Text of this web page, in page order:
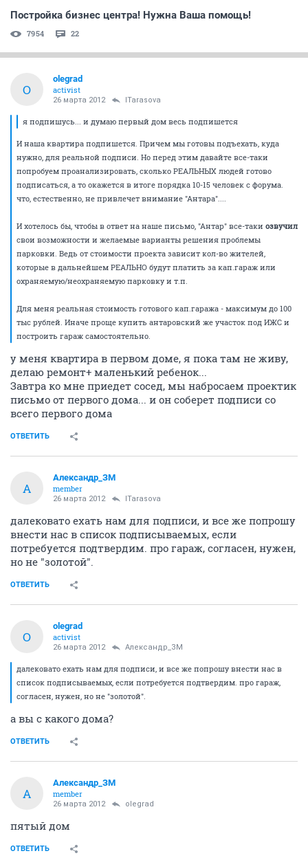
Постройка бизнес центра! Нужна Ваша помощь!
7954 22
O
olegrad
activist
26 марта 2012 ITarasova
я подпишусь... и думаю первый дом весь подпишется
И наша квартира подпишется. Причем мы готовы подъехать, куда
нужно, для реальной подписи. Но перед этим давайте все-таки
попробуем проанализировать, сколько РЕАЛЬНЫХ людей готово
подписаться, а то окажется в итоге порядка 10-15 человек с форума.
что, естественно, не привлечет внимание "Антара"....
И хотелось бы, чтобы в ответ на наше письмо, "Антар" все-таки озвучил
свои возможности и желаемые варианты решения проблемы
парковки. Ведь от стоимости проекта зависит кол-во жителей,
которые в дальнейшем РЕАЛЬНО будут платить за кап.гараж или
охраняемую/неохраняемую парковку и т.п.
Для меня реальная стоимость готового кап.гаража - максимум до 100
тыс рублей. Иначе проще купить антаровский же участок под ИЖС и
построить гараж самостоятельно.
у меня квартира в первом доме, я пока там не живу,
делаю ремонт+ маленький ребенок...
Завтра ко мне приедет сосед, мы набросаем проектик
письмо от первого дома... и он соберет подписи со
всего первого дома
ОТВЕТИТЬ
А
Александр_ЗМ
member
26 марта 2012 ITarasova
далековато ехать нам для подписи, и все же попрошу
внести нас в список подписываемых, если
потребуется подтвердим. про гараж, согласен, нужен,
но не "золотой".
ОТВЕТИТЬ
O
olegrad
activist
26 марта 2012 Александр_ЗМ
далековато ехать нам для подписи, и все же попрошу внести нас в
список подписываемых, если потребуется подтвердим. про гараж,
согласен, нужен, но не "золотой".
а вы с какого дома?
ОТВЕТИТЬ
А
Александр_ЗМ
member
26 марта 2012 olegrad
пятый дом
ОТВЕТИТЬ